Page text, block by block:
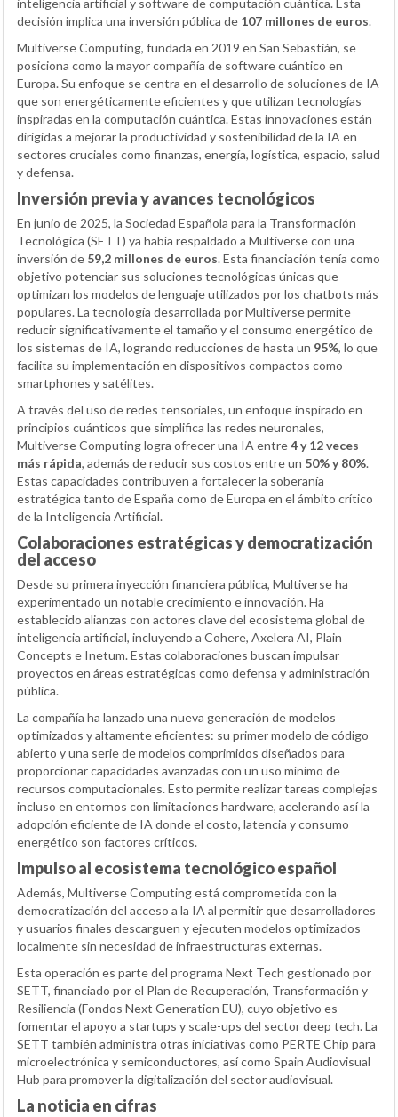
inteligencia artificial y software de computación cuántica. Esta
decisión implica una inversión pública de 107 millones de euros.
Multiverse Computing, fundada en 2019 en San Sebastián, se
posiciona como la mayor compañía de software cuántico en
Europa. Su enfoque se centra en el desarrollo de soluciones de IA
que son energéticamente eficientes y que utilizan tecnologías
inspiradas en la computación cuántica. Estas innovaciones están
dirigidas a mejorar la productividad y sostenibilidad de la IA en
sectores cruciales como finanzas, energía, logística, espacio, salud
y defensa.
Inversión previa y avances tecnológicos
En junio de 2025, la Sociedad Española para la Transformación
Tecnológica (SETT) ya había respaldado a Multiverse con una
inversión de 59,2 millones de euros. Esta financiación tenía como
objetivo potenciar sus soluciones tecnológicas únicas que
optimizan los modelos de lenguaje utilizados por los chatbots más
populares. La tecnología desarrollada por Multiverse permite
reducir significativamente el tamaño y el consumo energético de
los sistemas de IA, logrando reducciones de hasta un 95%, lo que
facilita su implementación en dispositivos compactos como
smartphones y satélites.
A través del uso de redes tensoriales, un enfoque inspirado en
principios cuánticos que simplifica las redes neuronales,
Multiverse Computing logra ofrecer una IA entre4 y 12 veces
más rápida, además de reducir sus costos entre un 50% y 80%.
Estas capacidades contribuyen a fortalecer la soberanía
estratégica tanto de España como de Europa en el ámbito crítico
de la Inteligencia Artificial.
Colaboraciones estratégicas y democratización
del acceso
Desde su primera inyección financiera pública, Multiverse ha
experimentado un notable crecimiento e innovación. Ha
establecido alianzas con actores clave del ecosistema global de
inteligencia artificial, incluyendo a Cohere, Axelera AI, Plain
Concepts e Inetum. Estas colaboraciones buscan impulsar
proyectos en áreas estratégicas como defensa y administración
pública.
La compañía ha lanzado una nueva generación de modelos
optimizados y altamente eficientes: su primer modelo de código
abierto y una serie de modelos comprimidos diseñados para
proporcionar capacidades avanzadas con un uso mínimo de
recursos computacionales. Esto permite realizar tareas complejas
incluso en entornos con limitaciones hardware, acelerando así la
adopción eficiente de IA donde el costo, latencia y consumo
energético son factores críticos.
Impulso al ecosistema tecnológico español
Además, Multiverse Computing está comprometida con la
democratización del acceso a la IA al permitir que desarrolladores
y usuarios finales descarguen y ejecuten modelos optimizados
localmente sin necesidad de infraestructuras externas.
Esta operación es parte del programa Next Tech gestionado por
SETT, financiado por el Plan de Recuperación, Transformación y
Resiliencia (Fondos Next Generation EU), cuyo objetivo es
fomentar el apoyo a startups y scale-ups del sector deep tech. La
SETT también administra otras iniciativas como PERTE Chip para
microelectrónica y semiconductores, así como Spain Audiovisual
Hub para promover la digitalización del sector audiovisual.
La noticia en cifras